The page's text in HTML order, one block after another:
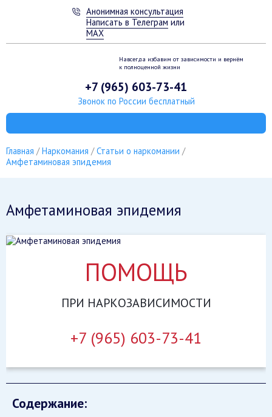
Анонимная консультация
Написать в Телеграм или
MAX
Навсегда избавим от зависимости и вернём
к полноценной жизни
+7 (965) 603-73-41
Звонок по России бесплатный
Главная Наркомания
Статьи о наркомании
Амфетаминовая эпидемия
Амфетаминовая эпидемия
ПОМОЩЬ
ПРИ НАРКОЗАВИСИМОСТИ
+7 (965) 603-73-41
Содержание: